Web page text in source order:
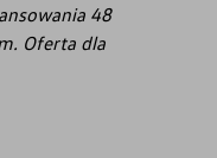
48
Oferta dla